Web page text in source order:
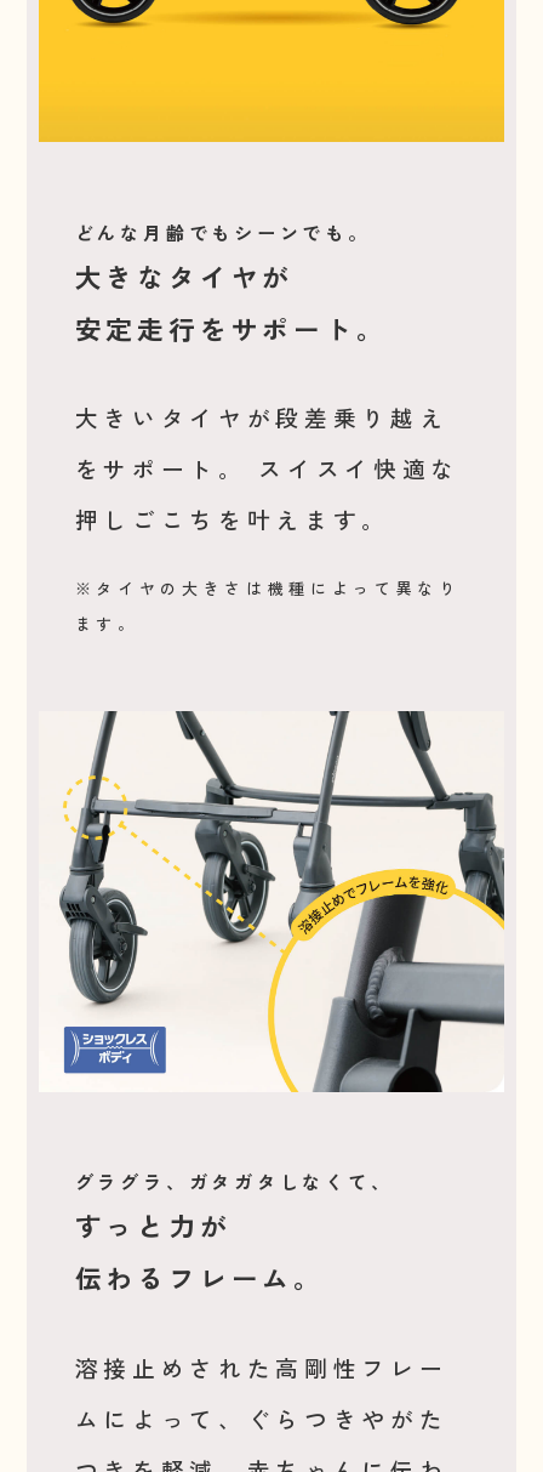
どんな月齢でもシーンでも。
大きなタイヤが
安定走行をサポート。
大きいタイヤが段差乗り越え
をサポート。
スイスイ快適な
押しごこちを叶えます。
※タイヤの大きさは機種によって異なり
ます。
グラグラ、ガタガタしなくて、
すっと力が
伝わるフレーム。
溶接止めされた高剛性フレー
ムによって、ぐらつきやがた